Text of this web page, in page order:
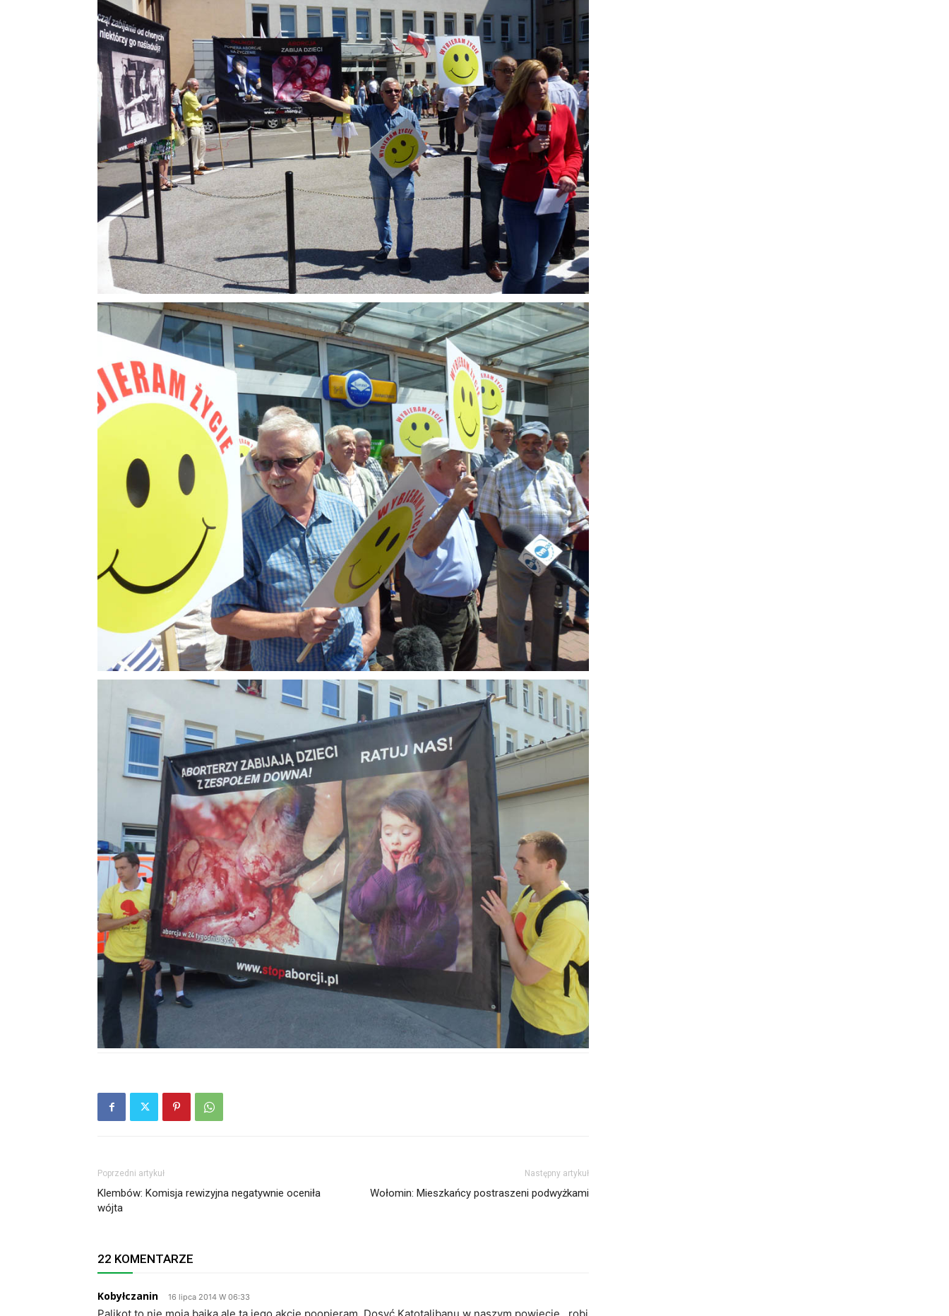
Poprzedni artykuł
Klembów: Komisja rewizyjna negatywnie oceniła
wójta
Następny artykuł
Wołomin: Mieszkańcy postraszeni podwyżkami
22 KOMENTARZE
Kobyłczanin 16 lipca 2014 W 06:33